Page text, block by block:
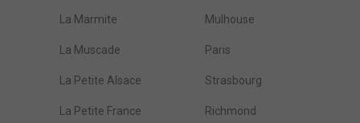
La Marmite Mulhouse
La Muscade Paris
La Petite Alsace Strasbourg
La Petite France Richmond